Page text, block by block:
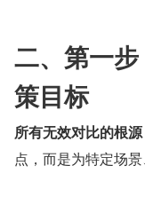
二、第一
策目标
所有无效对比的根
点，而是为特定场